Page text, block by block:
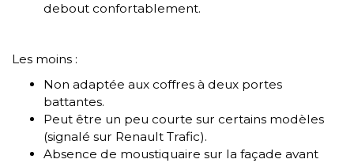
debout confortablement.
Les moins :
Non adaptée aux coffres à deux portes
battantes.
Peut être un peu courte sur certains modèles
(signalé sur Renault Trafic).
Absence de moustiquaire sur la façade avant